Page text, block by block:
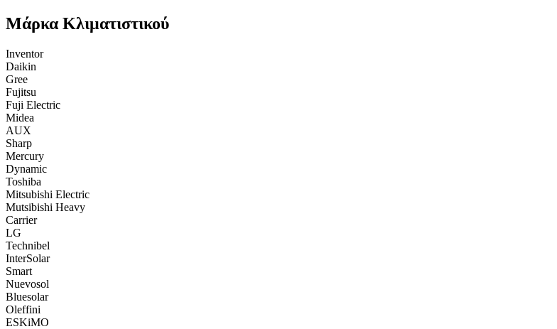
Μάρκα Κλιματιστικού
Inventor
Daikin
Gree
Fujitsu
Fuji Electric
Midea
AUX
Sharp
Mercury
Dynamic
Toshiba
Mitsubishi Electric
Mutsibishi Heavy
Carrier
LG
Technibel
InterSolar
Smart
Nuevosol
Bluesolar
Oleffini
ESKiMO